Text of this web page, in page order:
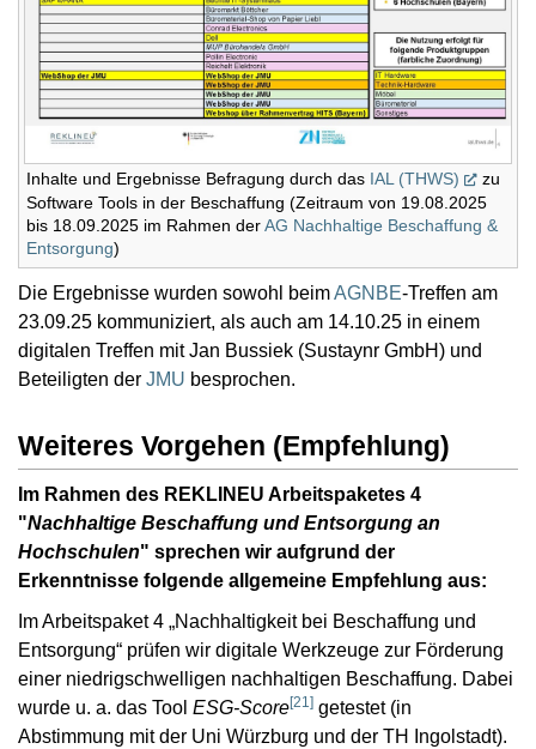
Inhalte und Ergebnisse Befragung durch das IAL (THWS)
zu
Software Tools in der Beschaffung (Zeitraum von 19.08.2025
bis 18.09.2025 im Rahmen derAG Nachhaltige Beschaffung &
Entsorgung)
Die Ergebnisse wurden sowohl beimAGNBE-Treffen am
23.09.25 kommuniziert, als auch am 14.10.25 in einem
digitalen Treffen mit Jan Bussiek (Sustaynr GmbH) und
Beteiligten der JMU besprochen.
Weiteres Vorgehen (Empfehlung)
Im Rahmen des REKLINEU Arbeitspaketes 4
"Nachhaltige Beschaffung und Entsorgung an
Hochschulen" sprechen wir aufgrund der
Erkenntnisse folgende allgemeine Empfehlung aus:
Im Arbeitspaket 4 „Nachhaltigkeit bei Beschaffung und
Entsorgung“ prüfen wir digitale Werkzeuge zur Förderung
einer niedrigschwelligen nachhaltigen Beschaffung. Dabei
wurde u. a. das Tool ESG-Score[21] getestet (in
Abstimmung mit der Uni Würzburg und der TH Ingolstadt).